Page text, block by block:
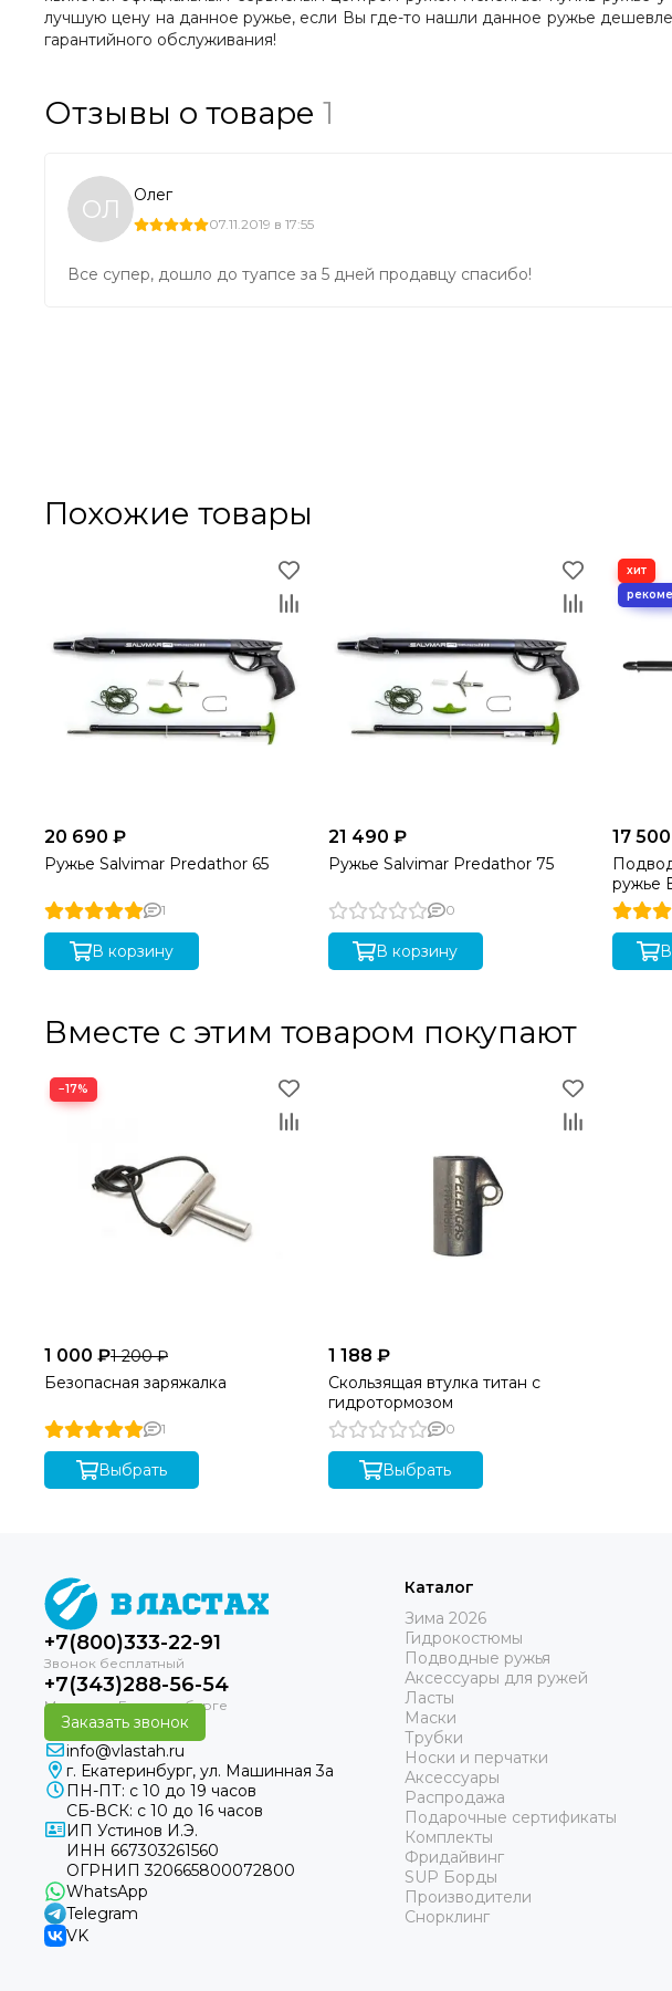
лучшую цену на данное ружье, если Вы где-то нашли данное ружье
гарантийного обслуживания!
Отзывы о товаре 1
ОЛ Олег
07.11.2019 в 17:55
Все супер, дошло до туапсе за 5 дней продавцу спасибо!
Похожие товары
20 690 ₽
Ружье Salvimar Predathor 65
1
В корзину
21 490 ₽
Ружье Salvimar Predathor 75
0
В корзину
17
ружье
Вместе с этим товаром покупают
−17%
1 000 ₽1 200 ₽
Безопасная заряжалка
1
Выбрать
1 188 ₽
Скользящая втулка титан с
гидротормозом
0
Выбрать
+7(800)333-22-91
+7(343)288-56-54
Заказать звонок
info@vlastah.ru
г. Екатеринбург, ул. Машинная 3а
ПН-ПТ: с 10 до 19 часов
СБ-ВСК: с 10 до 16 часов
ИП Устинов И.Э.
ИНН 667303261560
ОГРНИП 320665800072800
WhatsApp
Telegram
VK
Каталог
Зима 2026
Гидрокостюмы
Подводные ружья
Аксессуары для ружей
Ласты
Маски
Трубки
Носки и перчатки
Аксессуары
Распродажа
Подарочные сертификаты
Комплекты
Фридайвинг
SUP Борды
Производители
Снорклинг